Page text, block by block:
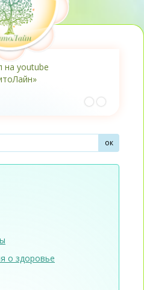
домены - ооо-фитолайн.рф -
о здоровье